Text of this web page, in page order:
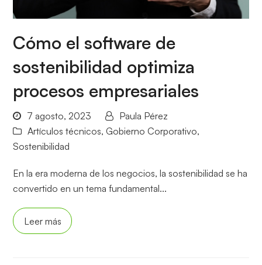
Cómo el software de
sostenibilidad optimiza
procesos empresariales
7 agosto, 2023
Paula Pérez
Artículos técnicos, Gobierno Corporativo,
Sostenibilidad
En la era moderna de los negocios, la sostenibilidad se ha
convertido en un tema fundamental...
Leer más